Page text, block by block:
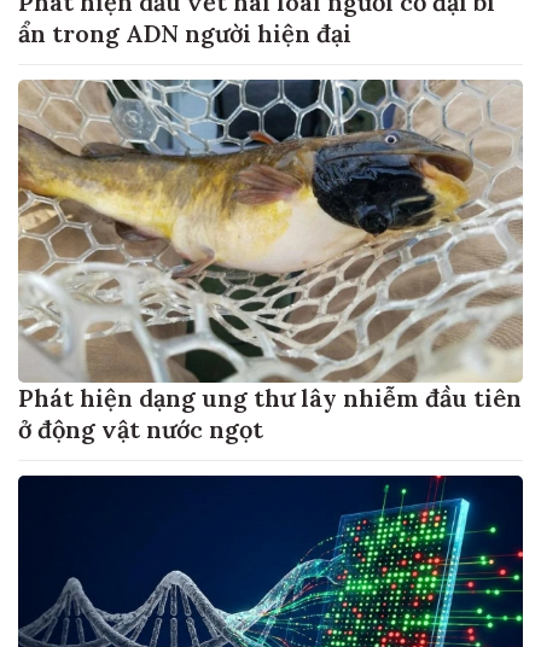
ẩn trong ADN người hiện đại
Phát hiện dạng ung thư lây nhiễm đầu tiên
ở động vật nước ngọt